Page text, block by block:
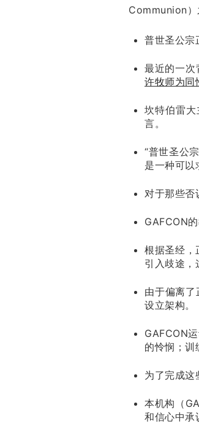
Communion）
普世圣公宗
最近的一
许牧师为同
坎特伯雷
言。
“普世圣公
是一种可以
对于那些否
GAFCON
根据圣经，
引入歧途，
由于偏离
设立架构。
GAFCON
的怜悯；训
为了完成这
本机构（
和信心中承